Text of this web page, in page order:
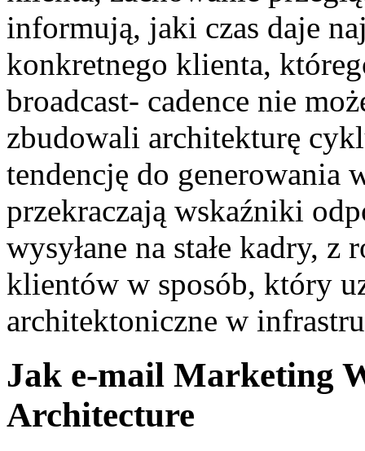
informują, jaki czas daje
konkretnego klienta,
broadcast- cadence nie
zbudowali architekturę
tendencję do generowania
przekraczają wskaźniki
wysyłane na stałe kadry, z
klientów w sposób, który
architektoniczne w
Jak e-mail Marketing
Architecture